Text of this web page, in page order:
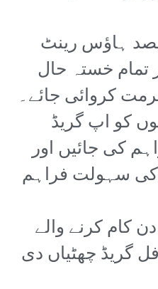
کواٹر پر 5فیصد ہاؤس رینٹ
تمام خستہ حال
کروائی جائے۔
کو اپ گریڈ
کی جائیں اور
سہولت فراہم
کام کرنے والے
گریڈ چھٹیاں دی